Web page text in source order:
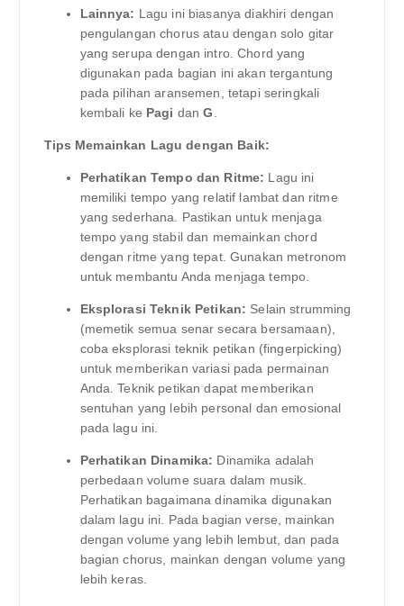
Lainnya: Lagu ini biasanya diakhiri dengan
pengulangan chorus atau dengan solo gitar
yang serupa dengan intro. Chord yang
digunakan pada bagian ini akan tergantung
pada pilihan aransemen, tetapi seringkali
kembali ke Pagi danG
Tips Memainkan Lagu dengan Baik:
Perhatikan Tempo dan Ritme: Lagu ini
memiliki tempo yang relatif lambat dan ritme
yang sederhana. Pastikan untuk menjaga
tempo yang stabil dan memainkan chord
dengan ritme yang tepat. Gunakan metronom
untuk membantu Anda menjaga tempo.
Eksplorasi Teknik Petikan: Selain strumming
(memetik semua senar secara bersamaan),
coba eksplorasi teknik petikan (fingerpicking)
untuk memberikan variasi pada permainan
Anda. Teknik petikan dapat memberikan
sentuhan yang lebih personal dan emosional
pada lagu ini.
Perhatikan Dinamika: Dinamika adalah
perbedaan volume suara dalam musik.
Perhatikan bagaimana dinamika digunakan
dalam lagu ini. Pada bagian verse, mainkan
dengan volume yang lebih lembut, dan pada
bagian chorus, mainkan dengan volume yang
lebih keras.